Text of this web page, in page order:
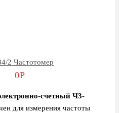
2 Частотомер
0Р
счетный Ч3-
для измерения частоты